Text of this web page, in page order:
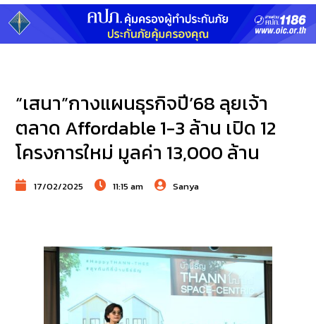
“เสนา”กางแผนธุรกิจปี’68 ลุยเจ้า
ตลาด Affordable 1-3 ล้าน เปิด 12
โครงการใหม่ มูลค่า 13,000 ล้าน
17/02/2025 11:15 am Sanya